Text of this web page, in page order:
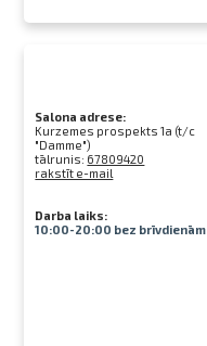
Salona adrese:
Kurzemes prospekts 1a (t/c
"Damme")
tālrunis: 67809420
rakstīt e-mail
Darba laiks:
10:00-20:00 bez brīvdienām